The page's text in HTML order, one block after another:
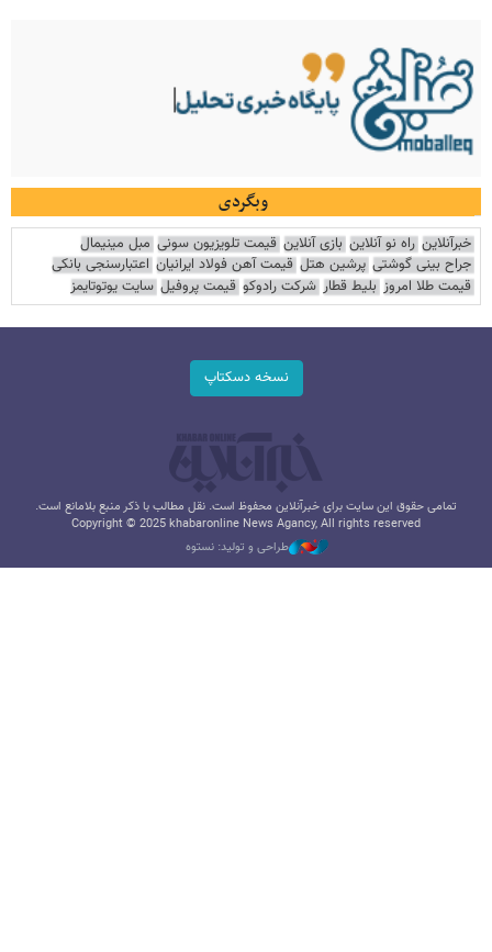
وبگردی
خبرآنلاین راه نو آنلاین بازی آنلاین قیمت تلویزیون سونی مبل مینیمال
جراح بینی گوشتی پرشین هتل قیمت آهن فولاد ایرانیان اعتبارسنجی بانکی
قیمت طلا امروز بلیط قطار شرکت رادوکو قیمت پروفیل سایت یوتوتایمز
نسخه دسکتاپ
تمامی حقوق این سایت برای خبرآنلاین محفوظ است. نقل مطالب با ذکر منبع بلامانع است.
Copyright © 2025 khabaronline News Agancy, All rights reserved
طراحی و تولید: نستوه